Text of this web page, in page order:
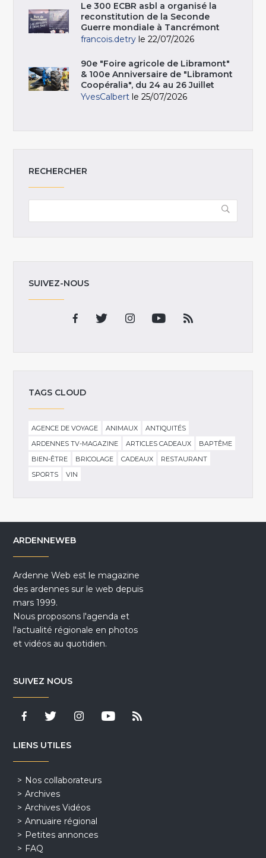
Le 300 ECBR asbl a organisé la
reconstitution de la Seconde
Guerre mondiale à Tancrémont
francois.detry le 22/07/2026
90e "Foire agricole de Libramont"
& 100e Anniversaire de "Libramont
Coopéralia", du 24 au 26 Juillet
YvesCalbert le 25/07/2026
RECHERCHER
SUIVEZ-NOUS
TAGS CLOUD
AGENCE DE VOYAGE ANIMAUX
ANTIQUITÉS
ARDENNES TV-MAGAZINE
ARTICLES CADEAUX
BAPTÊME
BIEN-ÊTRE
BRICOLAGE CADEAUX
RESTAURANT
SPORTS
VIN
ARDENNEWEB
Ardenne Web est le magazine
des ardennes sur le web depuis
mars 1999.
Nous proposons l'agenda et
l'actualité régionale en photos
et vidéos au quotidien.
SUIVEZ NOUS
LIENS UTILES
Nos collaborateurs
Archives
Archives Vidéos
Annuaire régional
Petites annonces
FAQ